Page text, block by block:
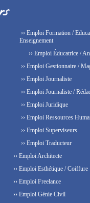
›› Emploi Formation /
Enseignement
›› Emploi Éducatrice /
›› Emploi Gestionnaire /
›› Emploi Journaliste
›› Emploi Journaliste /
›› Emploi Juridique
›› Emploi Ressources
›› Emploi Superviseurs
›› Emploi Traducteur
›› Emploi Architecte
›› Emploi Esthétique / Coiffure
›› Emploi Freelance
›› Emploi Génie Civil